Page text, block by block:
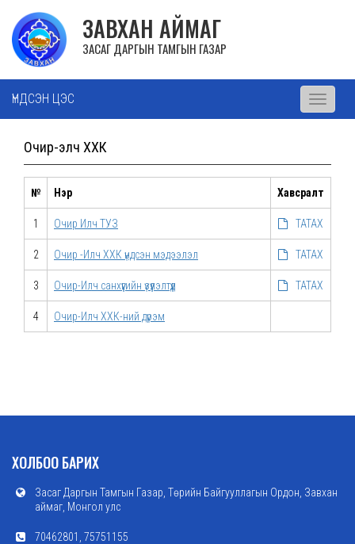
ЗАВХАН АЙМАГ
ЗАСАГ ДАРГЫН ТАМГЫН ГАЗАР
ҮНДСЭН ЦЭС
Toggle
Очир-элч ХХК
№ Нэр Хавсралт
1 Очир Илч ТУЗ ТАТАХ
2 Очир -Илч ХХК үндсэн мэдээлэл ТАТАХ
3 Очир-Илч санхүүгийн үзүүлэлтүүд ТАТАХ
4 Очир-Илч ХХК-ний дүрэм
ХОЛБОО БАРИХ
Засаг Даргын Тамгын Газар, Төрийн Байгууллагын Ордон, Завхан
аймаг, Монгол улс
70462801, 75751155